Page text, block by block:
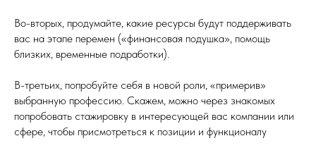
Во-вторых, продумайте, какие ресурсы будут поддерживать
вас на этапе перемен («финансовая подушка», помощь
близких, временные подработки).
В-третьих, попробуйте себя в новой роли, «примерив»
выбранную профессию. Скажем, можно через знакомых
попробовать стажировку в интересующей вас компании или
сфере, чтобы присмотреться к позиции и функционалу